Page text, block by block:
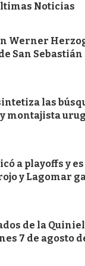
Noticias
Werner
San
las
montajista
a playoffs y
y Lagomar
de la
7 de agosto